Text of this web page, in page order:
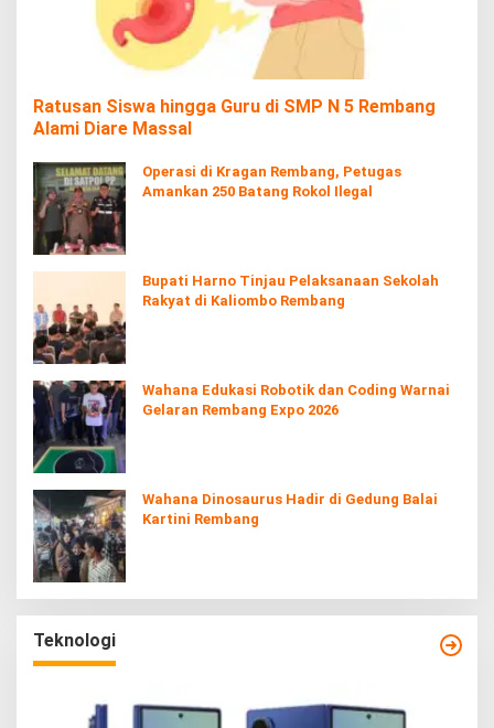
Ratusan Siswa hingga Guru di SMP N 5 Rembang
Alami Diare Massal
Operasi di Kragan Rembang, Petugas
Amankan 250 Batang Rokol Ilegal
Bupati Harno Tinjau Pelaksanaan Sekolah
Rakyat di Kaliombo Rembang
Wahana Edukasi Robotik dan Coding Warnai
Gelaran Rembang Expo 2026
Wahana Dinosaurus Hadir di Gedung Balai
Kartini Rembang
Teknologi